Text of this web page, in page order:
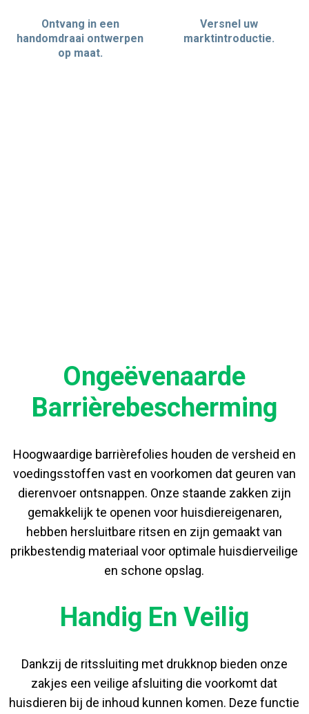
Ontvang in een
handomdraai ontwerpen
op maat.
Versnel uw
marktintroductie.
Ongeëvenaarde
Barrièrebescherming
Hoogwaardige barrièrefolies houden de versheid en
voedingsstoffen vast en voorkomen dat geuren van
dierenvoer ontsnappen. Onze staande zakken zijn
gemakkelijk te openen voor huisdiereigenaren,
hebben hersluitbare ritsen en zijn gemaakt van
prikbestendig materiaal voor optimale huisdierveilige
en schone opslag.
Handig En Veilig
Dankzij de ritssluiting met drukknop bieden onze
zakjes een veilige afsluiting die voorkomt dat
huisdieren bij de inhoud kunnen komen. Deze functie